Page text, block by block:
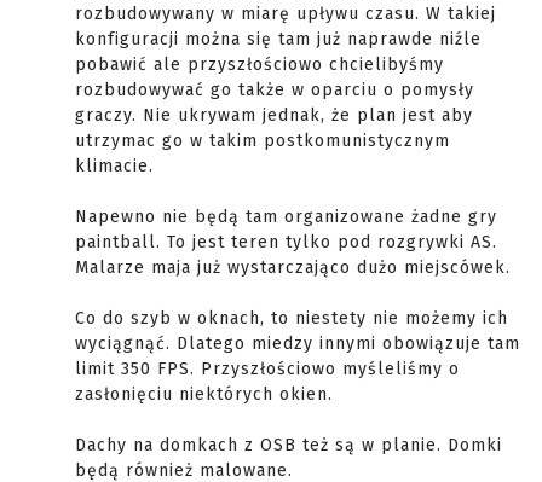
rozbudowywany w miarę upływu czasu. W takiej
konfiguracji można się tam już naprawde niźle
pobawić ale przyszłościowo chcielibyśmy
rozbudowywać go także w oparciu o pomysły
graczy. Nie ukrywam jednak, że plan jest aby
utrzymac go w takim postkomunistycznym
klimacie.
Napewno nie będą tam organizowane żadne gry
paintball. To jest teren tylko pod rozgrywki AS.
Malarze maja już wystarczająco dużo miejscówek.
Co do szyb w oknach, to niestety nie możemy ich
wyciągnąć. Dlatego miedzy innymi obowiązuje tam
limit 350 FPS. Przyszłościowo myśleliśmy o
zasłonięciu niektórych okien.
Dachy na domkach z OSB też są w planie. Domki
będą również malowane.